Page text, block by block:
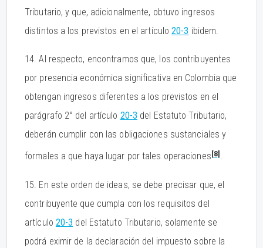
Tributario, y que, adicionalmente, obtuvo ingresos
distintos a los previstos en el artículo20-3 ibidem.
14. Al respecto, encontramos que, los contribuyentes
por presencia económica significativa en Colombia que
obtengan ingresos diferentes a los previstos en el
parágrafo 2° del artículo 20-3 del Estatuto Tributario,
deberán cumplir con las obligaciones sustanciales y
formales a que haya lugar por tales operaciones[8].
15. En este orden de ideas, se debe precisar que, el
contribuyente que cumpla con los requisitos del
artículo 20-3 del Estatuto Tributario, solamente se
podrá eximir de la declaración del impuesto sobre la